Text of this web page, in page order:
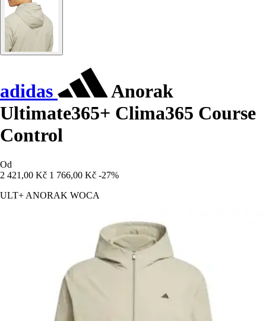
adidas
Anorak
Ultimate365+ Clima365 Course
Control
Od
2 421,00 Kč 1 766,00 Kč -27%
ULT+ ANORAK WOCA